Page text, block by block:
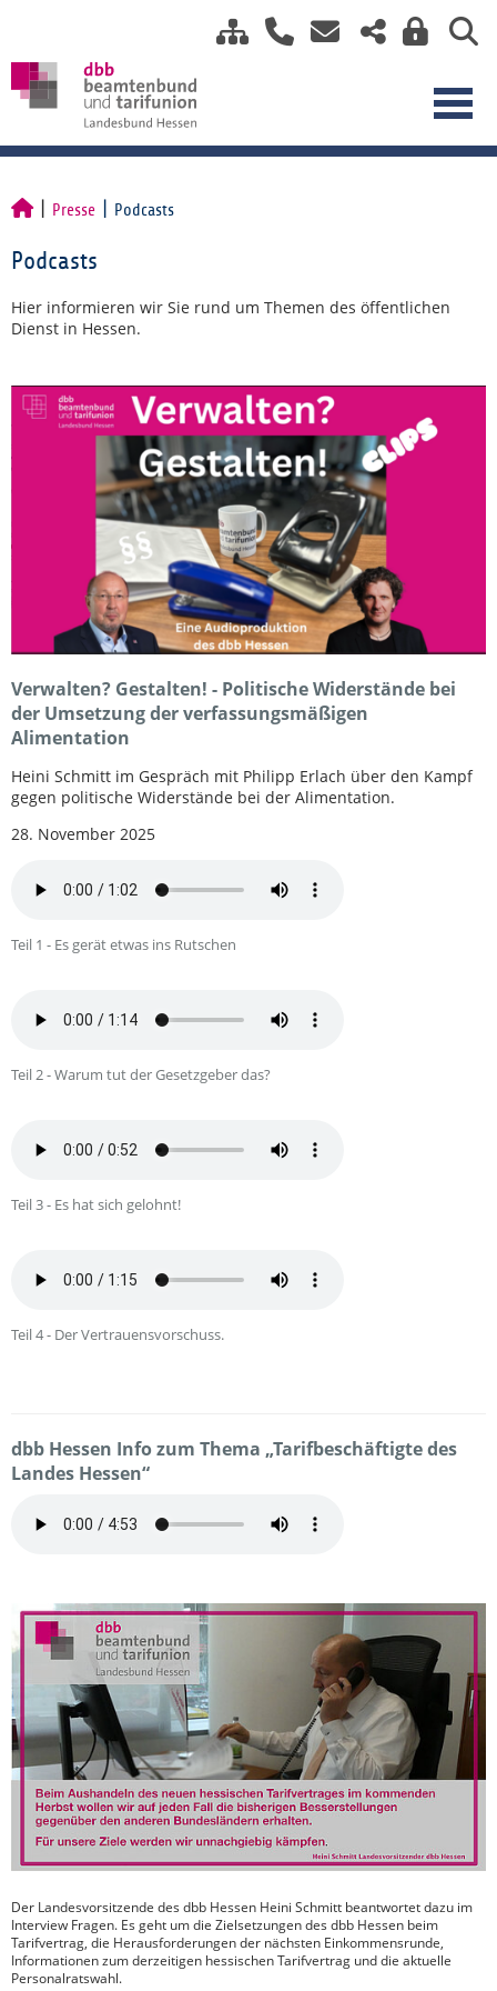
Presse Podcasts
Podcasts
Hier informieren wir Sie rund um Themen des öffentlichen
Dienst in Hessen.
Verwalten? Gestalten! - Politische Widerstände bei
der Umsetzung der verfassungsmäßigen
Alimentation
Heini Schmitt im Gespräch mit Philipp Erlach über den Kampf
gegen politische Widerstände bei der Alimentation.
28. November 2025
Teil 1 - Es gerät etwas ins Rutschen
Teil 2 - Warum tut der Gesetzgeber das?
Teil 3 - Es hat sich gelohnt!
Teil 4 - Der Vertrauensvorschuss.
dbb Hessen Info zum Thema „Tarifbeschäftigte des
Landes Hessen“
Der Landesvorsitzende des dbb Hessen Heini Schmitt beantwortet dazu im
Interview Fragen. Es geht um die Zielsetzungen des dbb Hessen beim
Tarifvertrag, die Herausforderungen der nächsten Einkommensrunde,
Informationen zum derzeitigen hessischen Tarifvertrag und die aktuelle
Personalratswahl.